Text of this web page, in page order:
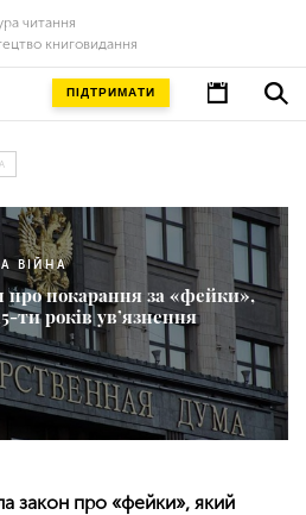
читання
книговидання
ПІДТРИМАТИ
ВІЙНА
про покарання за «фейки»,
ти років ув’язнення
закон про «фейки», який